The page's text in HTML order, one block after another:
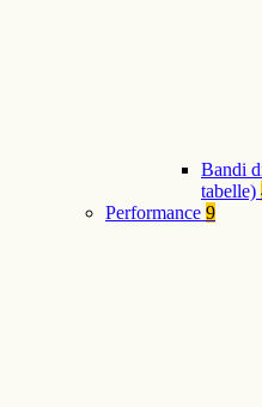
Bandi
tabelle)
Performance 9